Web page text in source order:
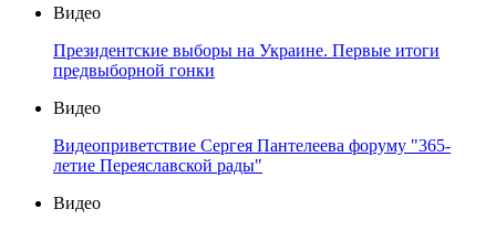
Видео
Президентские выборы на Украине. Первые итоги
предвыборной гонки
Видео
Видеоприветствие Сергея Пантелеева форуму "365-
летие Переяславской рады"
Видео